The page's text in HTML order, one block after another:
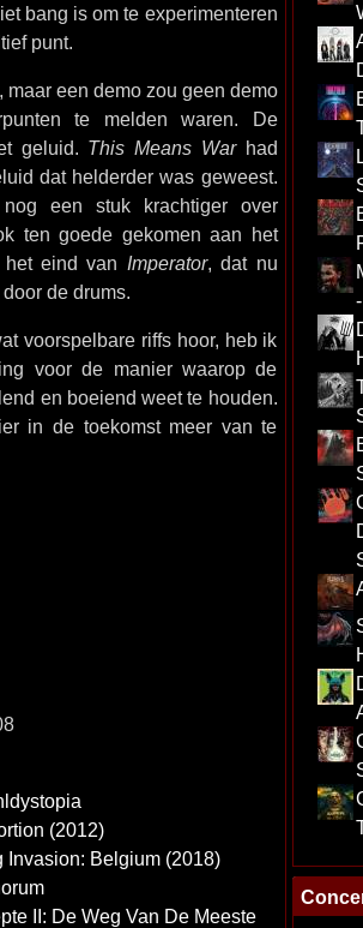
bang is om te experimenteren
punt.
een demo zou geen demo
te melden waren. De
geluid. This Means Warhad
dat helderder was geweest.
een stuk krachtiger over
ten goede gekomen aan het
het eind van Imperator, dat nu
de drums.
voorspelbare riffs hoor, heb ik
voor de manier waarop de
en boeiend weet te houden.
in de toekomst meer van te
(2012)
Invasion: Belgium (2018)
II: De Weg Van De Meeste